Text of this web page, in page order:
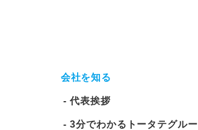
会社を知る
代表挨拶
3分でわかるトータテグルー